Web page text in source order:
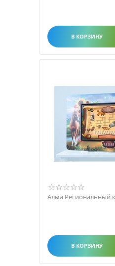
В КОРЗИНУ
Алма Региональный
В КОРЗИНУ